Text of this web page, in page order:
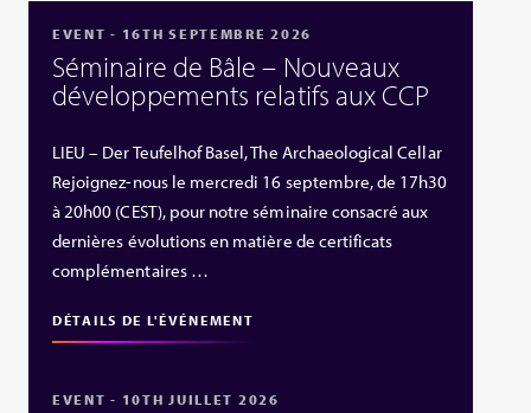
EVENT - 16TH SEPTEMBRE 2026
Séminaire de Bâle – Nouveaux
développements relatifs aux CCP
LIEU – Der Teufelhof Basel, The Archaeological Cellar
Rejoignez-nous le mercredi 16 septembre, de 17h30
à 20h00 (CEST), pour notre séminaire consacré aux
dernières évolutions en matière de certificats
complémentaires …
DÉTAILS DE L'ÉVÉNEMENT
EVENT - 10TH JUILLET 2026